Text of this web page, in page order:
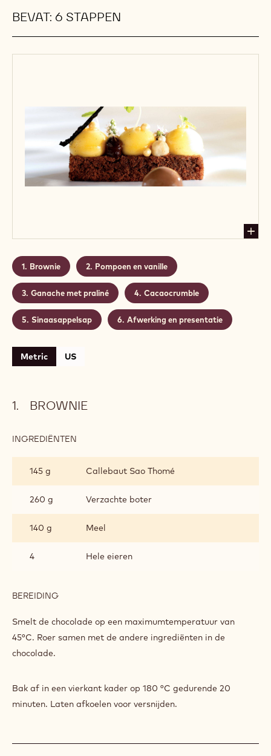
BEVAT: 6 STAPPEN
Brownie Pompoen en vanille
Ganache met praliné Cacaocrumble
Sinaasappelsap Afwerking en presentatie
Metric US
BROWNIE
INGREDIËNTEN
145 g
Callebaut Sao Thomé
260 g Verzachte boter
140 g Meel
4 Hele eieren
BEREIDING
Smelt de chocolade op een maximumtemperatuur van
45°C. Roer samen met de andere ingrediënten in de
chocolade.
Bak af in een vierkant kader op 180 °C gedurende 20
minuten. Laten afkoelen voor versnijden.